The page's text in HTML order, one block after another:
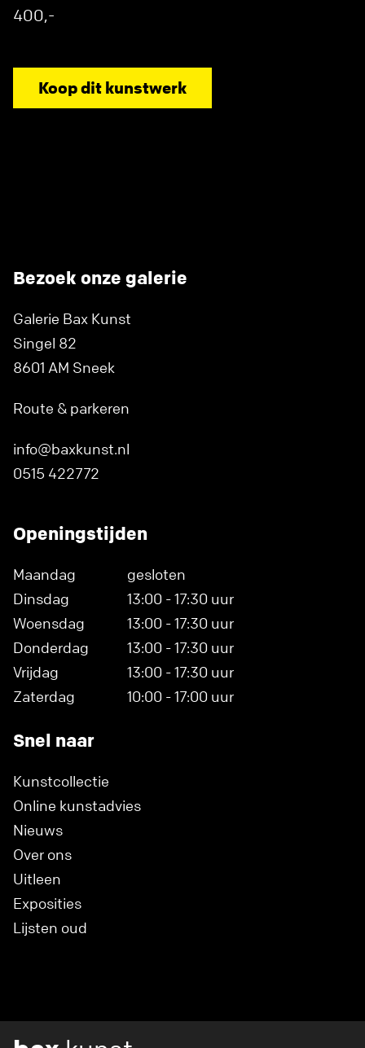
400,-
Koop dit kunstwerk
Bezoek onze galerie
Galerie Bax Kunst
Singel 82
8601 AM Sneek
Route & parkeren
info@baxkunst.nl
0515 422772
Openingstijden
Maandag
gesloten
Dinsdag
13:00 - 17:30 uur
Woensdag
13:00 - 17:30 uur
Donderdag
13:00 - 17:30 uur
Vrijdag
13:00 - 17:30 uur
Zaterdag
10:00 - 17:00 uur
Snel naar
Kunstcollectie
Online kunstadvies
Nieuws
Over ons
Uitleen
Exposities
Lijsten oud